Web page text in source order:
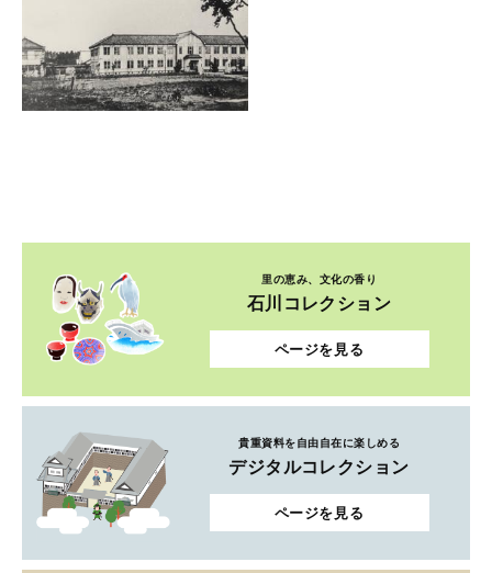
里の恵み、文化の香り
石川コレクション
ページを見る
貴重資料を自由自在に楽しめる
デジタルコレクション
ページを見る